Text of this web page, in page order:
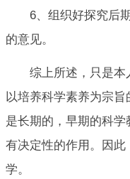
6、组织好探究后
的意见。
综上所述，只是本
以培养科学素养为宗
是长期的，早期的科
有决定性的作用。因
学。